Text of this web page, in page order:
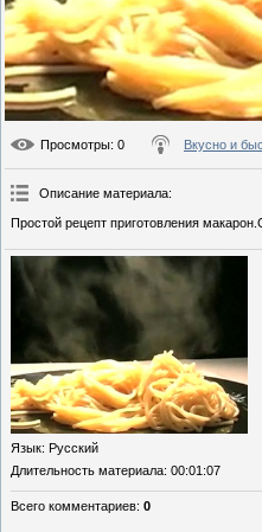
Просмотры: 0 Вкусно и
Описание материала:
Простой рецепт приготовления
Язык: Русский
Длительность материала: 00:01:07
Всего комментариев: 0